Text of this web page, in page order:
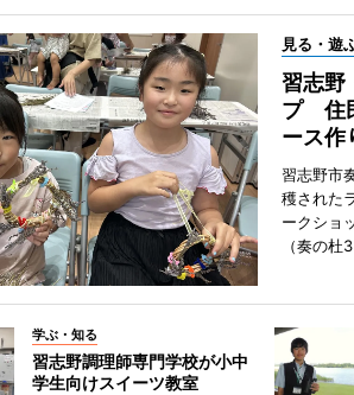
見る・遊
習志野
プ 住
ース作
習志野市
穫された
ークショ
（奏の杜
学ぶ・知る
習志野調理師専門学校が小中
学生向けスイーツ教室